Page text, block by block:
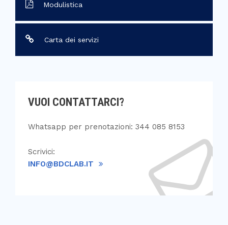
Modulistica
Carta dei servizi
VUOI CONTATTARCI?
Whatsapp per prenotazioni: 344 085 8153
Scrivici:
INFO@BDCLAB.IT